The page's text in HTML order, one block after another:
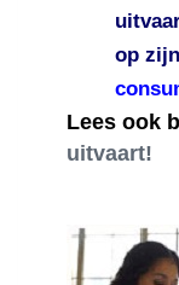
op
Lees ook
uitvaart!